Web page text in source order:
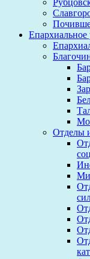
Епархиальное
Отделы